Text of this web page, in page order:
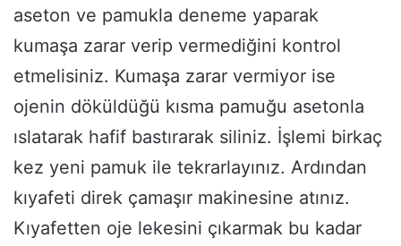
aseton ve pamukla deneme yaparak
kumaşa zarar verip vermediğini kontrol
etmelisiniz. Kumaşa zarar vermiyor ise
ojenin döküldüğü kısma pamuğu asetonla
ıslatarak hafif bastırarak siliniz. İşlemi birkaç
kez yeni pamuk ile tekrarlayınız. Ardından
kıyafeti direk çamaşır makinesine atınız.
Kıyafetten oje lekesini çıkarmak bu kadar